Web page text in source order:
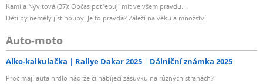
Kamila Nývltová (37): Občas potřebuji mít ve všem pravdu...
Děti by neměly jíst houby! Je to pravda? Záleží na věku a množství
Auto-moto
Alko-kalkulačka Rallye Dakar 2025 Dálniční známka 2025
Proč mají auta hrdlo nádrže či nabíjecí zásuvku na různých stranách?